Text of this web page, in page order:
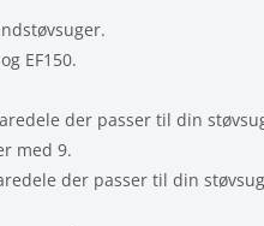
EF150.
der passer til din
med 9.
der passer til din